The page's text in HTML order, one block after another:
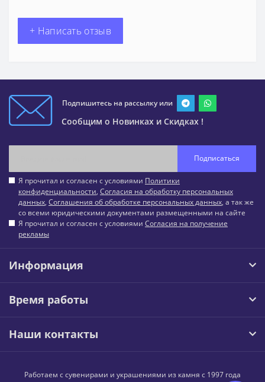
+ Написать отзыв
Подпишитесь на рассылку или
Сообщим о Новинках и Скидках !
Подписаться
Я прочитал и согласен с условиями Политики
конфиденциальности, Согласия на обработку персональных
данных, Соглашения об обработке персональных данных, а так же
со всеми юридическими документами размещенными на сайте
Я прочитал и согласен с условиями Согласия на получение
рекламы
Информация
Время работы
Наши контакты
Работаем с сувенирами и украшениями из камня с 1997 года